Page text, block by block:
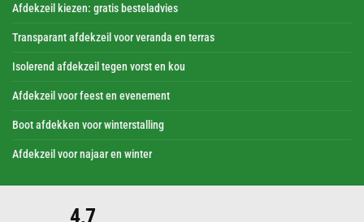
Afdekzeil kiezen: gratis besteladvies
Transparant afdekzeil voor veranda en terras
Isolerend afdekzeil tegen vorst en kou
Afdekzeil voor feest en evenement
Boot afdekken voor winterstalling
Afdekzeil voor najaar en winter
4,7